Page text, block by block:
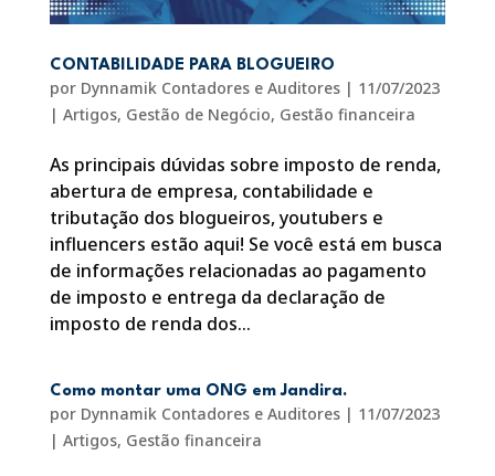
CONTABILIDADE PARA BLOGUEIRO
por Dynnamik Contadores e Auditores| 11/07/2023
| Artigos, Gestão de Negócio, Gestão financeira
As principais dúvidas sobre imposto de renda,
abertura de empresa, contabilidade e
tributação dos blogueiros, youtubers e
influencers estão aqui! Se você está em busca
de informações relacionadas ao pagamento
de imposto e entrega da declaração de
imposto de renda dos...
Como montar uma ONG em Jandira.
por Dynnamik Contadores e Auditores| 11/07/2023
| Artigos, Gestão financeira